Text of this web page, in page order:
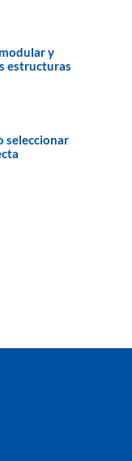
y
estructuras
seleccionar